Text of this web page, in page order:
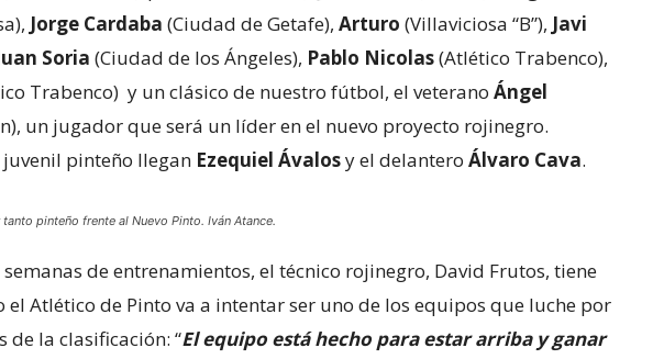
Jorge Cardaba (Ciudad de Getafe), Arturo (Villaviciosa “B”), Javi
Soria (Ciudad de los Ángeles), Pablo Nicolas(Atlético Trabenco),
Trabenco) y un clásico de nuestro fútbol, el veterano Ángel
un jugador que será un líder en el nuevo proyecto rojinegro.
juvenil pinteño llegan Ezequiel Ávalosy el delantero Álvaro Cava.
pinteño frente al Nuevo Pinto. Iván Atance.
de entrenamientos, el técnico rojinegro, David Frutos, tiene
el Atlético de Pinto va a intentar ser uno de los equipos que luche por
de la clasificación: “El equipo está hecho para estar arriba y ganar